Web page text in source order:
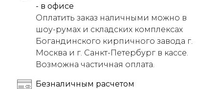
- в офисе
Оплатить заказ наличными можно в
шоу-румах и складских комплексах
Богандинского кирпичного завода г.
Москва и г. Санкт-Петербург в кассе.
Возможна частичная оплата.
Безналичным расчетом